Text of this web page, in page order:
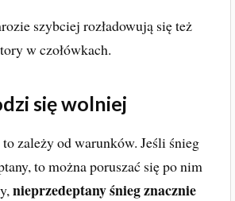
szybciej rozładowują się też
w czołówkach.
się wolniej
zależy od warunków. Jeśli śnieg
to można poruszać się po nim
nieprzedeptany śnieg znacznie